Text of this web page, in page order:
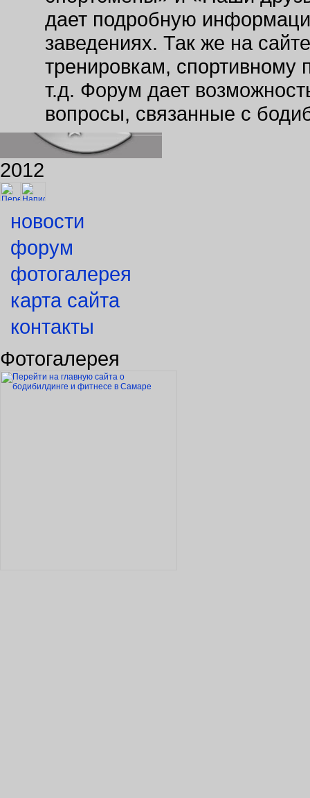
дает подробную
заведениях. Так же на
тренировкам, спортивному
т.д. Форум дает
вопросы, связанные с
2012
новости
форум
фотогалерея
карта сайта
контакты
Фотогалерея